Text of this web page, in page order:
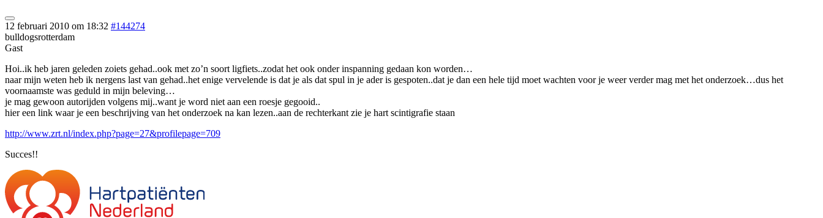
12 februari 2010 om 18:32 #144274
bulldogsrotterdam
Gast
Hoi..ik heb jaren geleden zoiets gehad..ook met zo’n soort ligfiets..zodat het ook onder inspanning gedaan kon worden…
naar mijn weten heb ik nergens last van gehad..het enige vervelende is dat je als dat spul in je ader is gespoten..dat je dan een hele tijd moet wachten voor je weer verder mag met het onderzoek…dus het
voornaamste was geduld in mijn beleving…
je mag gewoon autorijden volgens mij..want je word niet aan een roesje gegooid..
hier een link waar je een beschrijving van het onderzoek na kan lezen..aan de rechterkant zie je hart scintigrafie staan
http://www.zrt.nl/index.php?page=27&profilepage=709
Succes!!